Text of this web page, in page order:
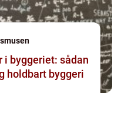
i byggeriet: sådan
holdbart byggeri